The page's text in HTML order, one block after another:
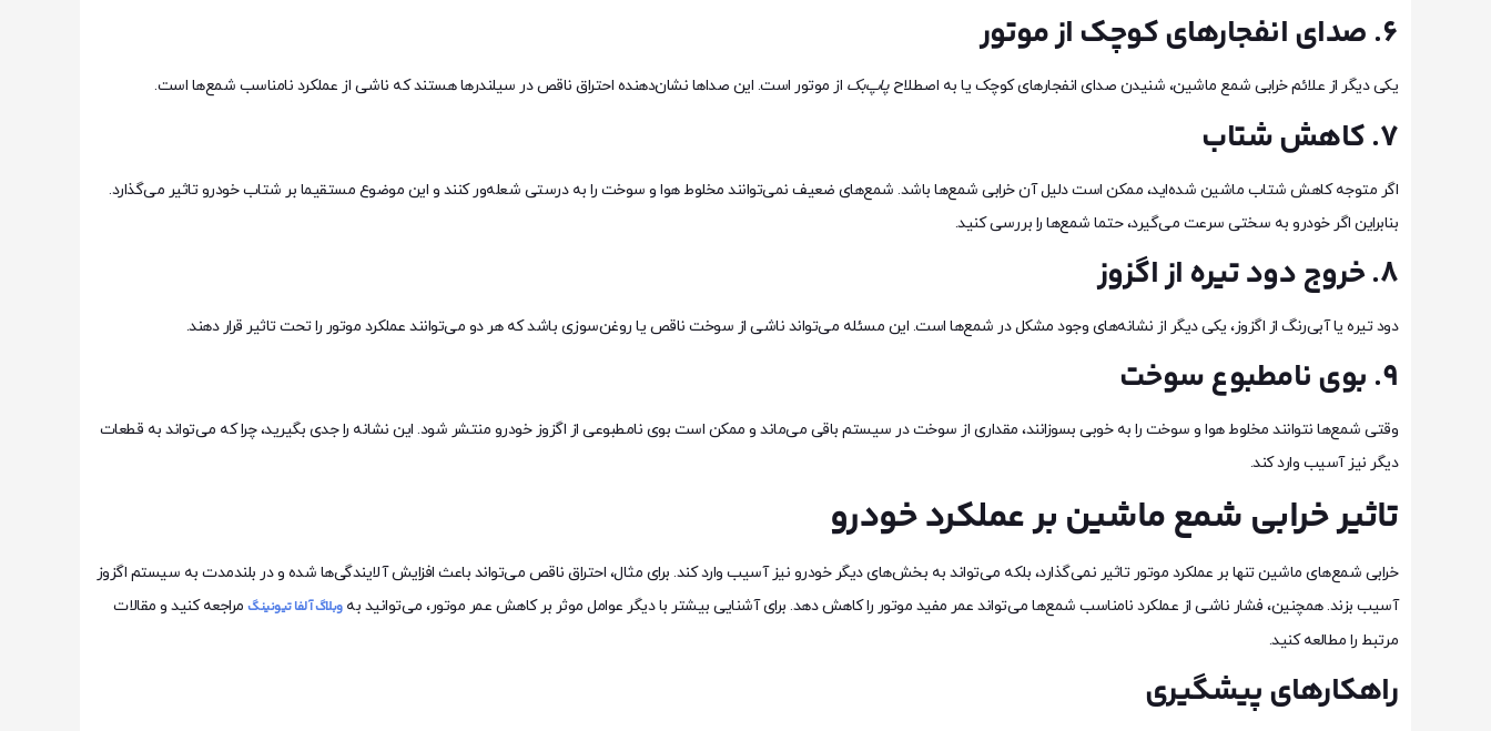
6. صدای انفجارهای کوچک از موتور
یکی دیگر از علائم خرابی شمع ماشین، شنیدن صدای انفجارهای کوچک یا به اصطلاحپاپ‌بک از موتور است. این صداها نشان‌دهنده احتراق ناقص در سیلندرها هستند که ناشی از عملکرد نامناسب شمع‌ها است.
7. کاهش شتاب
اگر متوجه کاهش شتاب ماشین شده‌اید، ممکن است دلیل آن خرابی شمع‌ها باشد. شمع‌های ضعیف نمی‌توانند مخلوط هوا و سوخت را به درستی شعله‌ور کنند و این موضوع مستقیما بر شتاب خودرو تاثیر می‌گذارد.
بنابراین اگر خودرو به سختی سرعت می‌گیرد، حتما شمع‌ها را بررسی کنید.
8. خروج دود تیره از اگزوز
دود تیره یا آبی‌رنگ از اگزوز، یکی دیگر از نشانه‌های وجود مشکل در شمع‌ها است. این مسئله می‌تواند ناشی از سوخت ناقص یا روغن‌سوزی باشد که هر دو می‌توانند عملکرد موتور را تحت تاثیر قرار دهند.
9. بوی نامطبوع سوخت
وقتی شمع‌ها نتوانند مخلوط هوا و سوخت را به خوبی بسوزانند، مقداری از سوخت در سیستم باقی می‌ماند و ممکن است بوی نامطبوعی از اگزوز خودرو منتشر شود. این نشانه را جدی بگیرید، چرا که می‌تواند به قطعات
دیگر نیز آسیب وارد کند.
تاثیر خرابی شمع ماشین بر عملکرد خودرو
خرابی شمع‌های ماشین تنها بر عملکرد موتور تاثیر نمی‌گذارد، بلکه می‌تواند به بخش‌های دیگر خودرو نیز آسیب وارد کند. برای مثال، احتراق ناقص می‌تواند باعث افزایش آلایندگی‌ها شده و در بلندمدت به سیستم اگزوز
آسیب بزند. همچنین، فشار ناشی از عملکرد نامناسب شمع‌ها می‌تواند عمر مفید موتور را کاهش دهد. برای آشنایی بیشتر با دیگر عوامل موثر بر کاهش عمر موتور، می‌توانید بهوبلاگ آلفا تیونینگ مراجعه کنید و مقالات
مرتبط را مطالعه کنید.
راهکارهای پیشگیری